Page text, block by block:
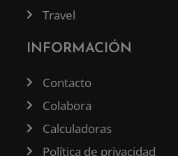
Travel
INFORMACIÓN
Contacto
Colabora
Calculadoras
Política de privacidad